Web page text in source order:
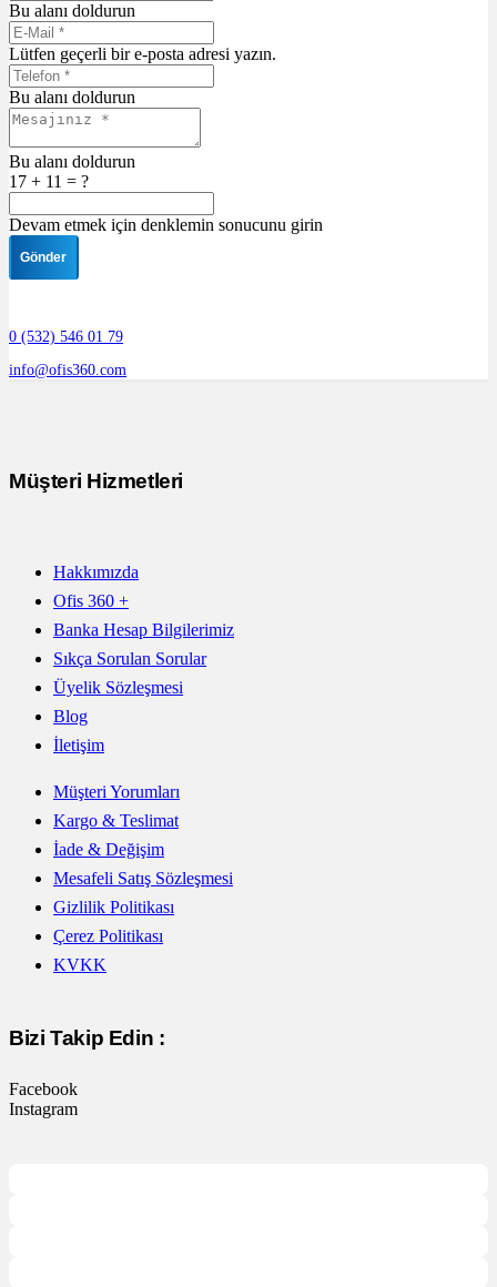
Bu alanı doldurun
Lütfen geçerli bir e-posta adresi yazın.
Bu alanı doldurun
Bu alanı doldurun
17 + 11 = ?
Devam etmek için denklemin sonucunu girin
Gönder
0 (532) 546 01 79
info@ofis360.com
Müşteri Hizmetleri
Hakkımızda
Ofis 360 +
Banka Hesap Bilgilerimiz
Sıkça Sorulan Sorular
Üyelik Sözleşmesi
Blog
İletişim
Müşteri Yorumları
Kargo & Teslimat
İade & Değişim
Mesafeli Satış Sözleşmesi
Gizlilik Politikası
Çerez Politikası
KVKK
Bizi Takip Edin :
Facebook
Instagram